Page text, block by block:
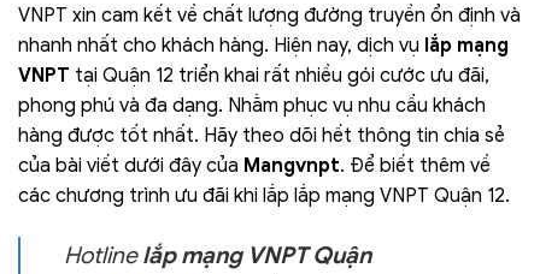
VNPT xin cam kết về chất lượng đường truyền ổn định và
nhanh nhất cho khách hàng. Hiện nay, dịch vụ lắp mạng
VNPT tại Quận 12 triển khai rất nhiều gói cước ưu đãi,
phong phú và đa dạng. Nhằm phục vụ nhu cầu khách
hàng được tốt nhất. Hãy theo dõi hết thông tin chia sẻ
của bài viết dưới đây của Mangvnpt. Để biết thêm về
các chương trình ưu đãi khi lắp lắp mạng VNPT Quận 12.
Hotlinelắp mạng VNPT Quận